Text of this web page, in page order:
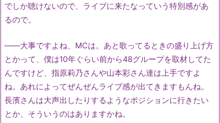
でしか聴けないので、ライブに来たなっていう特別感があ
るので。
――大事ですよね、MCは。あと歌ってるときの盛り上げ方
とかって、僕は10年ぐらい前から48グループを取材してた
んですけど、指原莉乃さんや山本彩さん達は上手ですよ
ね。あれによってぜんぜんライブ感が出てきますもんね。
長濱さんは大声出したりするようなポジションに行きたい
とか、そういうのはありますかね。